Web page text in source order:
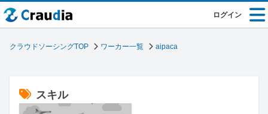
ログイン
クラウドソーシングTOP ワーカー一覧 aipaca
スキル